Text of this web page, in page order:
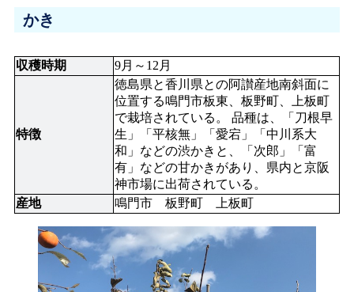
かき
収穫時期 9月～12月
特徴
徳島県と香川県との阿讃産地南斜面に
位置する鳴門市板東、板野町、上板町
で栽培されている。 品種は、「刀根早
生」「平核無」「愛宕」「中川系大
和」などの渋かきと、「次郎」「富
有」などの甘かきがあり、県内と京阪
神市場に出荷されている。
産地
鳴門市　板野町　上板町